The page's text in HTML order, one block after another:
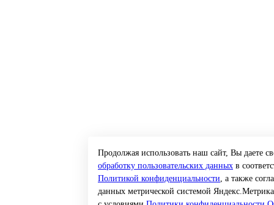
Продолжая использовать наш сайт, Вы даете
обработку пользовательских данных в
Политикой конфиденциальности, а также
данных метрической системой